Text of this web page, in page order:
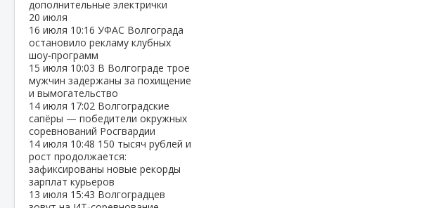
дополнительные электрички
20 июля
16 июля 10:16 УФАС Волгограда
остановило рекламу клубных
шоу‑программ
15 июля 10:03 В Волгограде трое
мужчин задержаны за похищение
и вымогательство
14 июля 17:02 Волгоградские
сапёры — победители окружных
соревнований Росгвардии
14 июля 10:48 150 тысяч рублей и
рост продолжается:
зафиксированы новые рекорды
зарплат курьеров
13 июля 15:43 Волгоградцев